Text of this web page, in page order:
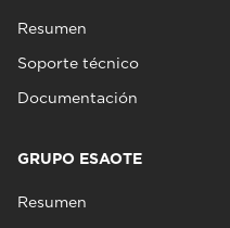
Resumen
Soporte técnico
Documentación
GRUPO ESAOTE
Resumen